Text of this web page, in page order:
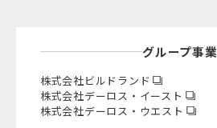
グループ事業
株式会社ビルドランド
株式会社デーロス・イースト
株式会社デーロス・ウエスト